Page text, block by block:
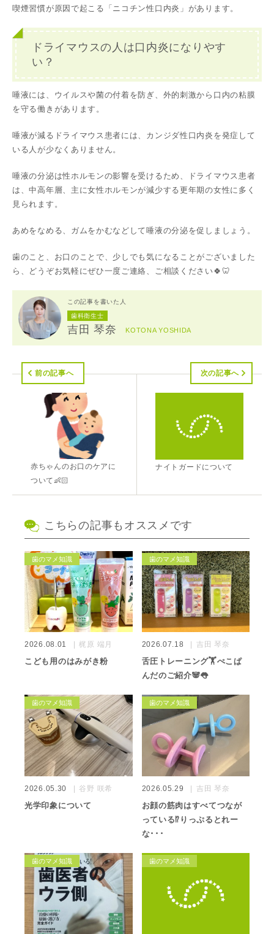
喫煙習慣が原因で起こる「ニコチン性口内炎」があります。
ドライマウスの人は口内炎になりやす
い？
唾液には、ウイルスや菌の付着を防ぎ、外的刺激から口内の粘膜
を守る働きがあります。
唾液が減るドライマウス患者には、カンジダ性口内炎を発症して
いる人が少なくありません。
唾液の分泌は性ホルモンの影響を受けるため、ドライマウス患者
は、中高年層、主に女性ホルモンが減少する更年期の女性に多く
見られます。
あめをなめる、ガムをかむなどして唾液の分泌を促しましょう。
歯のこと、お口のことで、少しでも気になることがございました
ら、どうぞお気軽にぜひ一度ご連絡、ご相談ください🍀🦷
この記事を書いた人
歯科衛生士
吉田 琴奈 KOTONA YOSHIDA
前の記事へ
赤ちゃんのお口のケアに
ついて👶🏻
次の記事へ
ナイトガードについて
こちらの記事もオススメです
歯のマメ知識
2026.08.01 梶原 端月
こども用のはみがき粉
歯のマメ知識
2026.07.18 吉田 琴奈
舌圧トレーニング🏋️ぺこぱ
んだのご紹介🐼👅
歯のマメ知識
2026.05.30 谷野 咲希
光学印象について
歯のマメ知識
2026.05.29 吉田 琴奈
お顔の筋肉はすべてつなが
っている⁉️りっぷるとれー
な･･･
歯のマメ知識 歯のマメ知識